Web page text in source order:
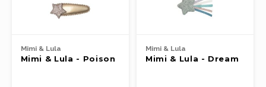
Mimi & Lula
Mimi & Lula - Poison
Mimi & Lula
Mimi & Lula - Dream